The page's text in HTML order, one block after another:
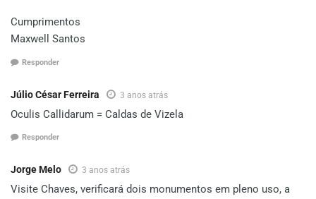
Cumprimentos
Maxwell Santos
Responder
Júlio César Ferreira 3 anos atrás
Oculis Callidarum = Caldas de Vizela
Responder
Jorge Melo 3 anos atrás
Visite Chaves, verificará dois monumentos em pleno uso, a